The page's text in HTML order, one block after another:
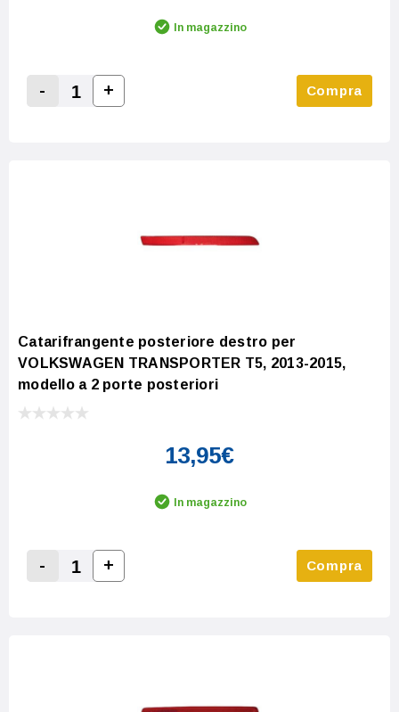
In magazzino
Decrease Quantity:
-
Increase Quantity:
+ Compra
Catarifrangente posteriore destro per
VOLKSWAGEN TRANSPORTER T5, 2013-2015,
modello a 2 porte posteriori
13,95€
In magazzino
Decrease Quantity:
-
Increase Quantity:
+ Compra